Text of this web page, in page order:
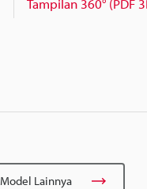
Model Lainnya